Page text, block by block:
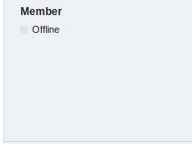
Member
Offline